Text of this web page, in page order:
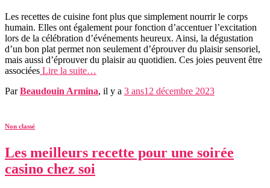
Les recettes de cuisine font plus que simplement nourrir le corps
humain. Elles ont également pour fonction d’accentuer l’excitation
lors de la célébration d’événements heureux. Ainsi, la dégustation
d’un bon plat permet non seulement d’éprouver du plaisir sensoriel,
mais aussi d’éprouver du plaisir au quotidien. Ces joies peuvent être
associées Lire la suite…
ParBeaudouin Armina, il y a 3 ans12 décembre 2023
Non classé
Les meilleurs recette pour une soirée
casino chez soi